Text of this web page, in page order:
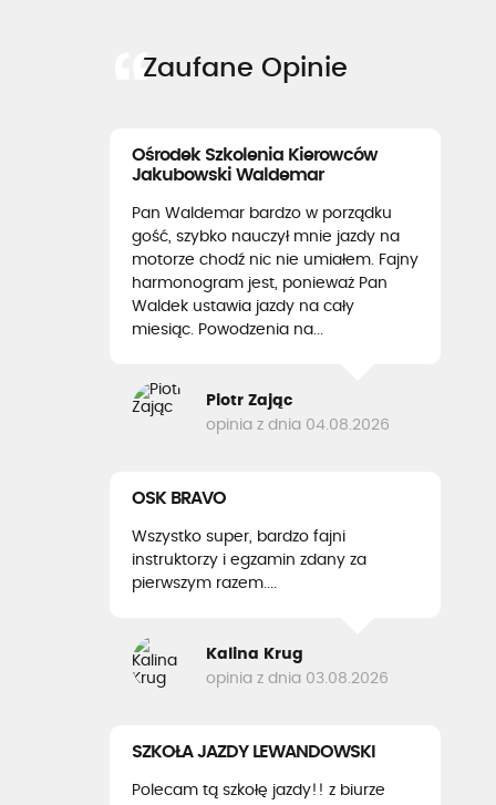
Zaufane Opinie
Ośrodek Szkolenia Kierowców
Jakubowski Waldemar
Pan Waldemar bardzo w porządku
gość, szybko nauczył mnie jazdy na
motorze chodź nic nie umiałem. Fajny
harmonogram jest, ponieważ Pan
Waldek ustawia jazdy na cały
miesiąc. Powodzenia na...
Piotr Zając
opinia z dnia 04.08.2026
OSK BRAVO
Wszystko super, bardzo fajni
instruktorzy i egzamin zdany za
pierwszym razem....
Kalina Krug
opinia z dnia 03.08.2026
SZKOŁA JAZDY LEWANDOWSKI
Polecam tą szkołę jazdy!! z biurze